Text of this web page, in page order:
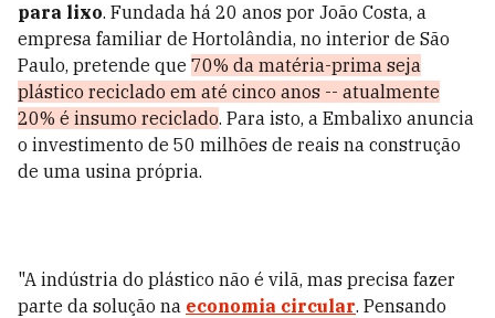
para lixo. Fundada há 20 anos por João Costa, a
empresa familiar de Hortolândia, no interior de São
Paulo, pretende que 70% da matéria-prima seja
plástico reciclado em até cinco anos -- atualmente
20% é insumo reciclado. Para isto, a Embalixo anuncia
o investimento de 50 milhões de reais na construção
de uma usina própria.
"A indústria do plástico não é vilã, mas precisa fazer
parte da solução na economia circular. Pensando